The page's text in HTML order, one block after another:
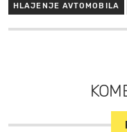
HLAJENJE AVTOMOBILA